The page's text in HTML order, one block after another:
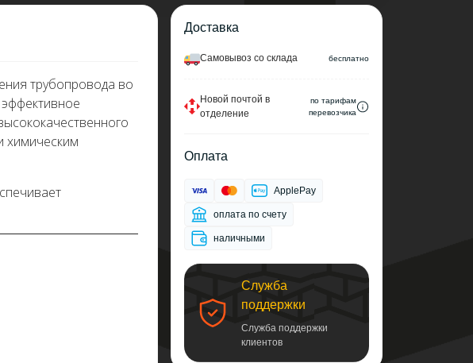
Доставка
Cамовывоз со склада беcплатно
Новой почтой в
отделение
по тарифам
перевозчика
Оплата
ApplePay
оплата по счету
наличными
Служба
поддержки
Служба поддержки
клиентов
трубопровода во
химическим